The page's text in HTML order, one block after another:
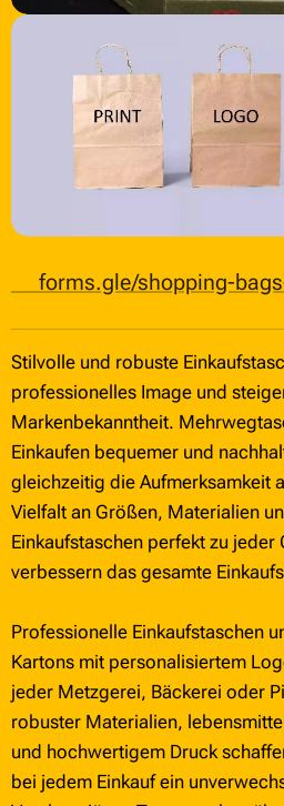
📄forms.gle/shopping-
Stilvolle und robuste
professionelles Image und
Markenbekanntheit.
Einkaufen bequemer und
gleichzeitig die Aufmerksamkeit
Vielfalt an Größen, Materialien
Einkaufstaschen perfekt zu
verbessern das gesamte
Professionelle Einkaufstaschen
Kartons mit personalisiertem
jeder Metzgerei, Bäckerei oder
robuster Materialien,
und hochwertigem Druck
bei jedem Einkauf ein